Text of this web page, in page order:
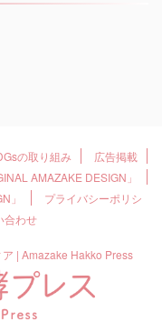
の取り組み
広告掲載
AMAZAKE DESIGN」
」
プライバシーポリシ
合わせ
| Amazake Hakko Press